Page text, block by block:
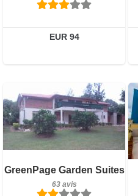
EUR 94
GreenPage Garden Suites
63 avis
63 avis
Détails